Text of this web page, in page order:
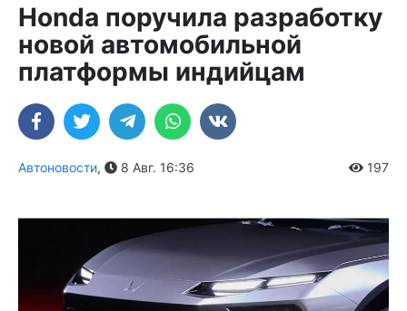
Honda поручила разработку
новой автомобильной
платформы индийцам
Автоновости, 8 Авг. 16:36 197